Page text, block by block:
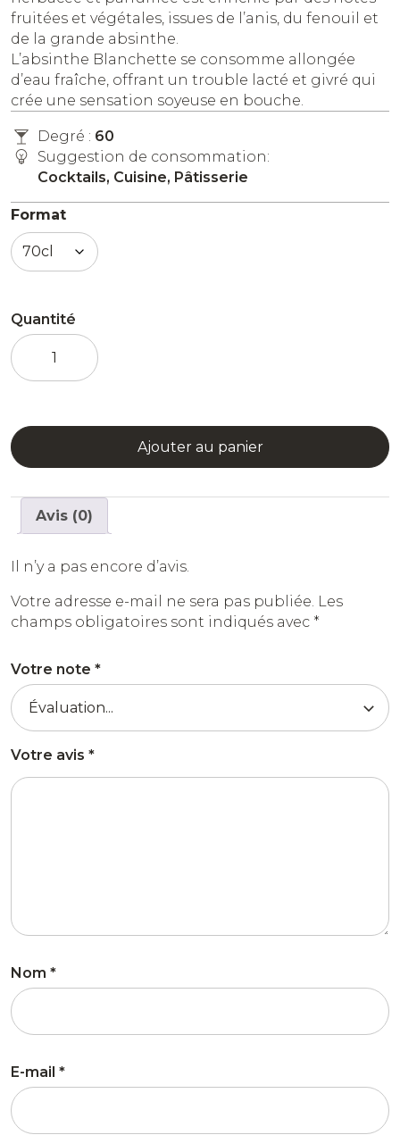
fruitées et végétales, issues de l’anis, du fenouil et
de la grande absinthe.
L’absinthe Blanchette se consomme allongée
d’eau fraîche, offrant un trouble lacté et givré qui
crée une sensation soyeuse en bouche.
Degré : 60
Suggestion de consommation:
Cocktails, Cuisine, Pâtisserie
Format
Quantité
quantité
de
Absinthe
Ajouter au panier
Avis (0)
Il n’y a pas encore d’avis.
Votre adresse e-mail ne sera pas publiée. Les
champs obligatoires sont indiqués avec *
Votre note *
Votre avis *
Nom *
E-mail *